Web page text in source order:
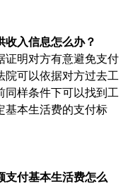
收入信息怎么办？
证明对方有意避免支付
院可以依据对方过去工
同样条件下可以找到工
基本生活费的支付标
支付基本生活费怎么